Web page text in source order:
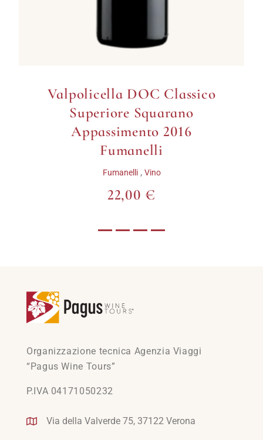
Valpolicella DOC Classico
Superiore Squarano
Appassimento 2016
Fumanelli
Fumanelli , Vino
22,00 €
Organizzazione tecnica Agenzia Viaggi
“Pagus Wine Tours”
P.IVA 04171050232
Via della Valverde 75, 37122 Verona